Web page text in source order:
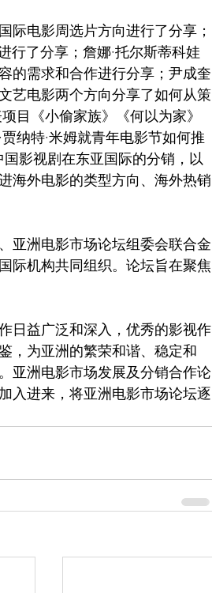
际电影周选片方向进行了分享；
行了分享；詹娜·托尔斯蒂科娃
的需求和合作进行分享；尹成奎
艺电影两个方向分享了如何从策
目《小偷家族》《何以为家》
纳特·米姆就青年电影节如何推
影视剧在东亚国际的分销，以
海外电影的类型方向、海外热销
亚洲电影市场论坛组委会联合金
际机构共同组织。论坛旨在聚焦
日益广泛和深入，优秀的影视作
，为亚洲的繁荣和谐、稳定和
亚洲电影市场发展及分销合作论
入进来，将亚洲电影市场论坛逐